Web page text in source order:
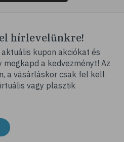
hírlevelünkre!
aktuális kupon akciókat és
megkapd a kedvezményt! Az
a vásárláskor csak fel kell
vagy plasztik